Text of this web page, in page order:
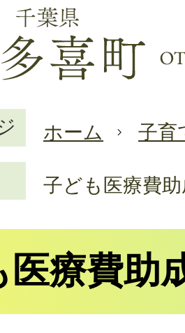
ホーム
子育
子ども医療費
医療費助